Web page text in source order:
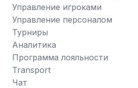
Управление игроками
Управление персоналом
Турниры
Аналитика
Программа лояльности
Transport
Чат